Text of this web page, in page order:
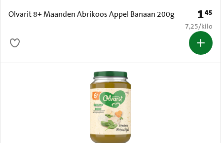
Olvarit 8+ Maanden Abrikoos Appel Banaan 200g Prijs:
145
€ 7,25 per
7,25/kilo